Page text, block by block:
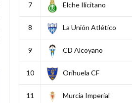
7 Elche Ilicitano
8 La Unión Atlético
9 CD Alcoyano
10 Orihuela CF
11 Murcia Imperial